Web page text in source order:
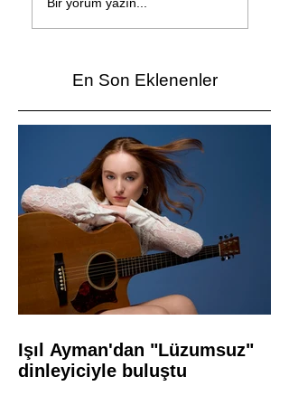
En Son Eklenenler
Işıl Ayman'dan "Lüzumsuz"
dinleyiciyle buluştu